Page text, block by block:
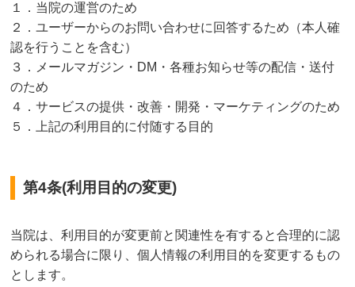
１．当院の運営のため
２．ユーザーからのお問い合わせに回答するため（本人確
認を行うことを含む）
３．メールマガジン・DM・各種お知らせ等の配信・送付
のため
４．サービスの提供・改善・開発・マーケティングのため
５．上記の利用目的に付随する目的
第4条(利用目的の変更)
当院は、利用目的が変更前と関連性を有すると合理的に認
められる場合に限り、個人情報の利用目的を変更するもの
とします。